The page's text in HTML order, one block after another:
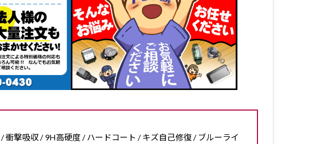
撃吸収 / 9H高硬度 / ハードコート / キズ自己修復 / ブルーライ